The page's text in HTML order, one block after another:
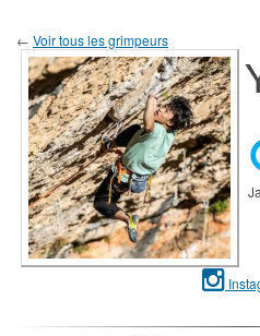
← Voir tous les grimpeurs